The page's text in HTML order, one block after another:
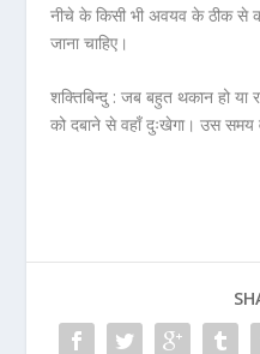
नीचे के किसी भी अवयव के ठीक से
जाना चाहिए।
शक्तिबिन्दु : जब बहुत थकान हो या
को दबाने से वहाँ दुःखेगा। उस समय